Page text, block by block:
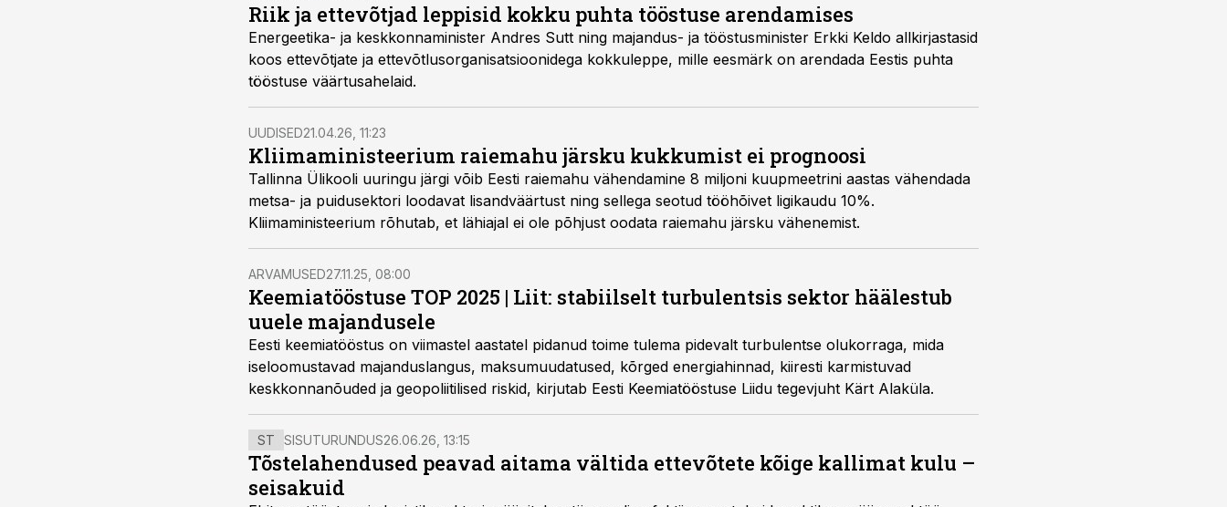
Riik ja ettevõtjad leppisid kokku puhta tööstuse arendamises
Energeetika- ja keskkonnaminister Andres Sutt ning majandus- ja tööstusminister Erkki Keldo allkirjastasid
koos ettevõtjate ja ettevõtlusorganisatsioonidega kokkuleppe, mille eesmärk on arendada Eestis puhta
tööstuse väärtusahelaid.
UUDISED21.04.26, 11:23
Kliimaministeerium raiemahu järsku kukkumist ei prognoosi
Tallinna Ülikooli uuringu järgi võib Eesti raiemahu vähendamine 8 miljoni kuupmeetrini aastas vähendada
metsa- ja puidusektori loodavat lisandväärtust ning sellega seotud tööhõivet ligikaudu 10%.
Kliimaministeerium rõhutab, et lähiajal ei ole põhjust oodata raiemahu järsku vähenemist.
ARVAMUSED27.11.25, 08:00
Keemiatööstuse TOP 2025 | Liit: stabiilselt turbulentsis sektor häälestub
uuele majandusele
Eesti keemiatööstus on viimastel aastatel pidanud toime tulema pidevalt turbulentse olukorraga, mida
iseloomustavad majanduslangus, maksumuudatused, kõrged energiahinnad, kiiresti karmistuvad
keskkonnanõuded ja geopoliitilised riskid, kirjutab Eesti Keemiatööstuse Liidu tegevjuht Kärt Alaküla.
ST SISUTURUNDUS26.06.26, 13:15
Tõstelahendused peavad aitama vältida ettevõtete kõige kallimat kulu –
seisakuid